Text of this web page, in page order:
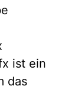
ist ein
das